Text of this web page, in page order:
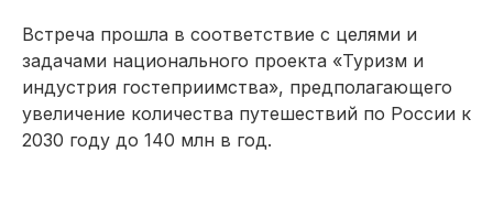
Встреча прошла в соответствие с целями и
задачами национального проекта «Туризм и
индустрия гостеприимства», предполагающего
увеличение количества путешествий по России к
2030 году до 140 млн в год.